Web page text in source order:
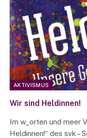
AKTIVISMUS
Wir sind Heldinnen!
Im w_orten und meer
Heldinnen!“ des svk –